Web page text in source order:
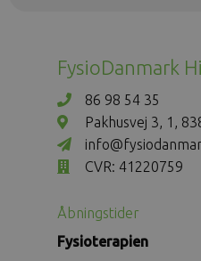
FysioDanmark
86 98 54 35
Pakhusvej 3, 1,
CVR: 41220759
Åbningstider
Fysioterapien